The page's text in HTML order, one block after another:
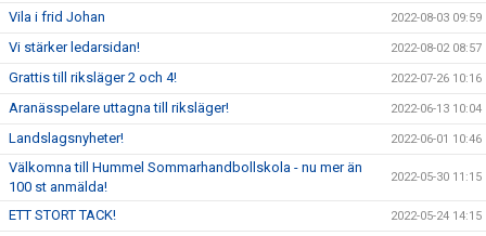
Vila i frid Johan 2022-08-03 09:59
Vi stärker ledarsidan! 2022-08-02 08:57
Grattis till riksläger 2 och 4! 2022-07-26 10:16
Aranässpelare uttagna till riksläger! 2022-06-13 10:04
Landslagsnyheter! 2022-06-01 10:46
Välkomna till Hummel Sommarhandbollskola - nu mer än
100 st anmälda!
2022-05-30 11:15
ETT STORT TACK! 2022-05-24 14:15